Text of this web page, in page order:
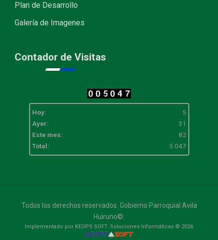
Plan de Desarrollo
Galería de Imagenes
Contador de Visitas
Hoy:
5
Ayer:
31
Este mes:
82
Total:
5.047
Todos los derechos reservados. Gobierno Parroquial Avila
Huiruno©.
Implementado por KEOPS SOFT. Soluciones Informáticas © 2026